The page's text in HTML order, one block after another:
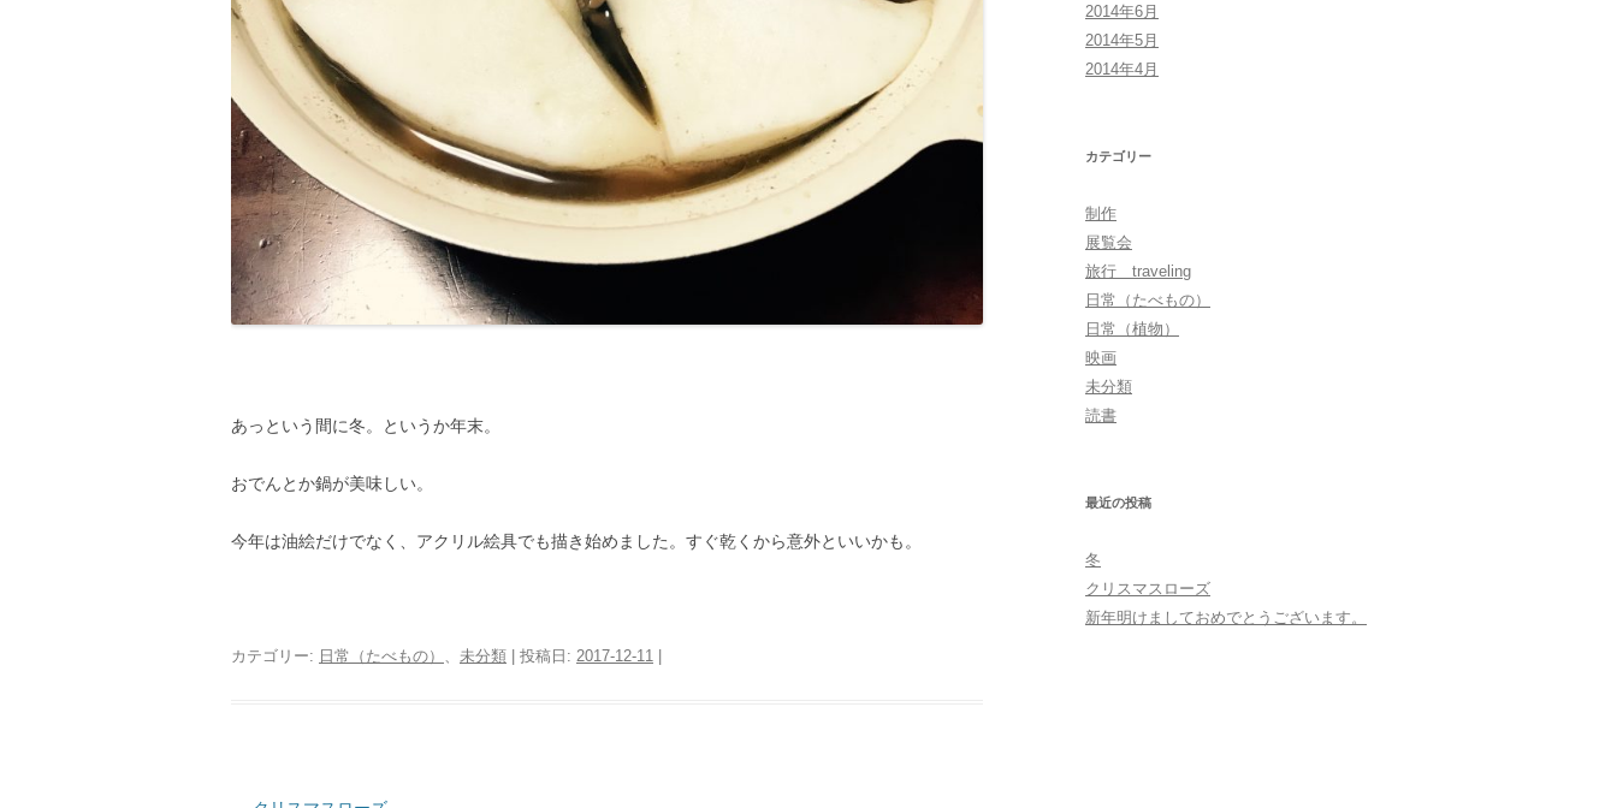
あっという間に冬。というか年末。
おでんとか鍋が美味しい。
今年は油絵だけでなく、アクリル絵具でも描き始めました。すぐ乾くから意外といいかも。
カテゴリー: 日常（たべもの） 未分類 | 投稿日: 2017-12-11
2014年6月
2014年5月
2014年4月
カテゴリー
制作
展覧会
旅行 traveling
日常（たべもの）
日常（植物）
映画
未分類
読書
最近の投稿
冬
クリスマスローズ
新年明けましておめでとうございます。